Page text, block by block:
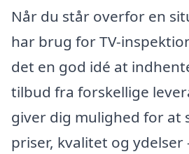
Når du står overfor en
har brug for TV-
det en god idé at
tilbud fra forskellige
giver dig mulighed for at
priser, kvalitet og ydelser